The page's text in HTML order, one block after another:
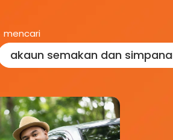
mencari
akaun semakan dan